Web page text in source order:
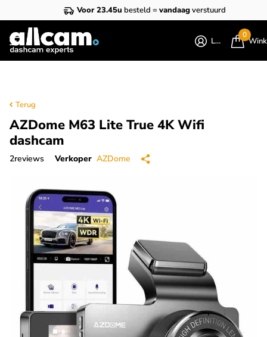
Voor 23.45u besteld = vandaagverstuurd
Login
0
Terug
AZDome M63 Lite True 4K Wifi
dashcam
2reviews Verkoper AZDome